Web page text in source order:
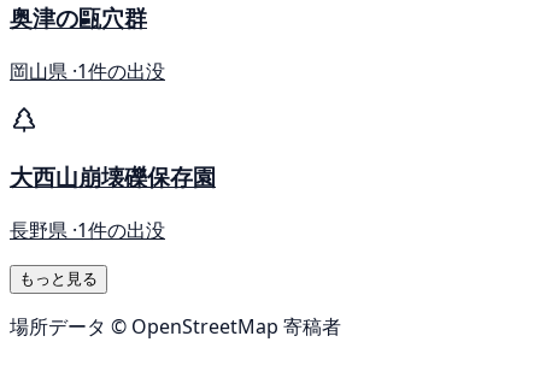
奥津の甌穴群
岡山県 ·1件の出没
大西山崩壊礫保存園
長野県 ·1件の出没
もっと見る
場所データ © OpenStreetMap 寄稿者